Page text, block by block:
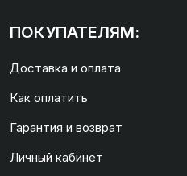
ПОКУПАТЕЛЯМ:
Доставка и оплата
Как оплатить
Гарантия и возврат
Личный кабинет